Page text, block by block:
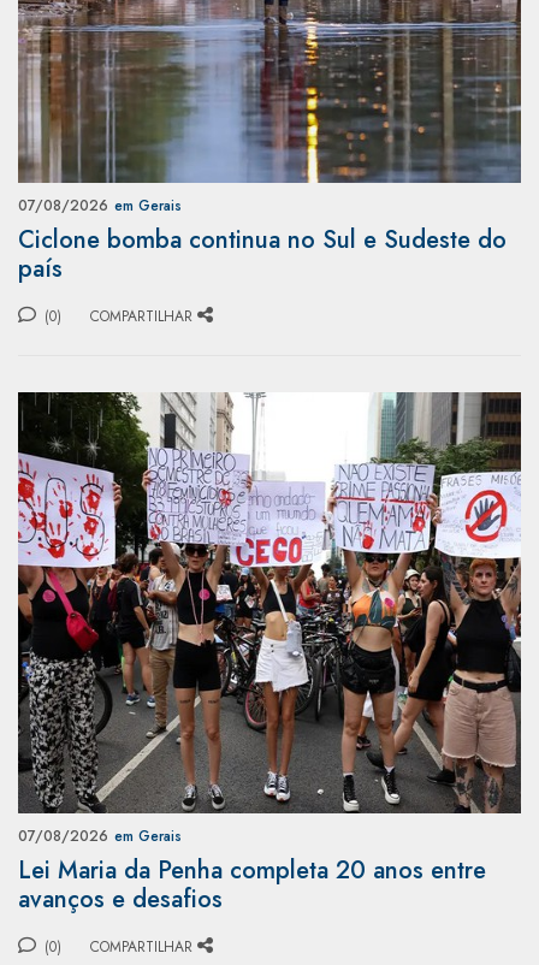
07/08/2026 em Gerais
Ciclone bomba continua no Sul e Sudeste do
país
(0) COMPARTILHAR
07/08/2026 em Gerais
Lei Maria da Penha completa 20 anos entre
avanços e desafios
(0) COMPARTILHAR